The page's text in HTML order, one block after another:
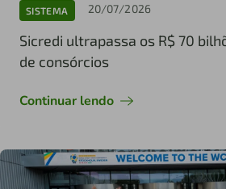
SISTEMA 20/07/2026
Sicredi ultrapassa os R$ 70
de consórcios
Continuar lendo